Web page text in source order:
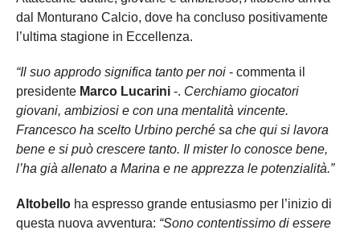
dal Monturano Calcio, dove ha concluso positivamente
l’ultima stagione in Eccellenza.
“Il suo approdo significa tanto per noi - commenta il
presidente Marco Lucarini -. Cerchiamo giocatori
giovani, ambiziosi e con una mentalità vincente.
Francesco ha scelto Urbino perché sa che qui si lavora
bene e si può crescere tanto. Il mister lo conosce bene,
l’ha già allenato a Marina e ne apprezza le potenzialità.”
Altobello ha espresso grande entusiasmo per l’inizio di
questa nuova avventura: “Sono contentissimo di essere